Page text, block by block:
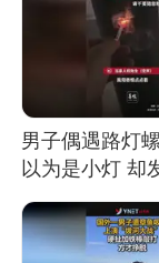
男子偶遇路灯
以为是小灯 却
燃香烟 当事人
处理